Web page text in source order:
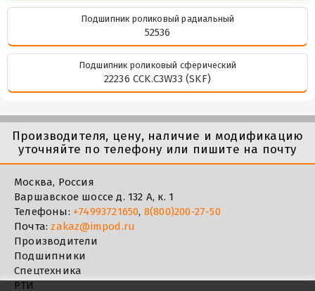
Подшипник роликовый радиальный
52536
Подшипник роликовый сферический
22236 CCK.C3W33 (SKF)
Производителя, цену, наличие и модификацию
уточняйте по телефону или пишите на почту
Москва, Россия
Варшавское шоссе д. 132 А, к. 1
Телефоны: +74993721650, 8(800)200-27-50
Почта:zakaz@impod.ru
Производители
Подшипники
Спецтехника
РТИ